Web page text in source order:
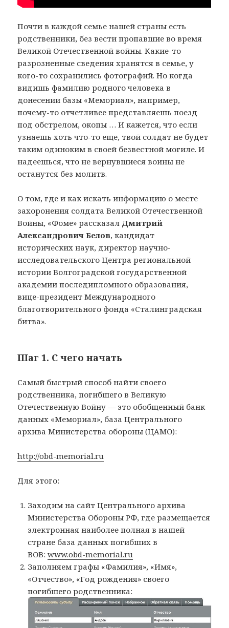
Почти в каждой семье нашей страны есть
родственники, без вести пропавшие во время
Великой Отечественной войны. Какие-то
разрозненные сведения хранятся в семье, у
кого-то сохранились фотографий. Но когда
видишь фамилию родного человека в
донесении базы «Мемориал», например,
почему-то отчетливее представляешь поезд
под обстрелом, окопы … И кажется, что если
узнаешь хоть что-то еще, твой солдат не будет
таким одиноким в своей безвестной могиле. И
надеешься, что не вернувшиеся воины не
останутся без молитв.
О том, где и как искать информацию о месте
захоронения солдата Великой Отечественной
Войны, «Фоме» рассказал Дмитрий
Александрович Белов, кандидат
исторических наук, директор научно-
исследовательского Центра региональной
истории Волгоградской государственной
академии последипломного образования,
вице-президент Международного
благотворительного фонда «Сталинградская
битва».
Шаг 1. С чего начать
Самый быстрый способ найти своего
родственника, погибшего в Великую
Отечественную Войну — это обобщенный банк
данных «Мемориал», база Центрального
архива Министерства обороны (ЦАМО):
http://obd-memorial.ru
Для этого:
Заходим на сайт Центрального архива
Министерства Обороны РФ, где размещается
электронная наиболее полная в нашей
стране база данных погибших в
ВОВ:www.obd-memorial.ru
Заполняем графы «Фамилия», «Имя»,
«Отчество», «Год рождения» своего
погибшего родственника: